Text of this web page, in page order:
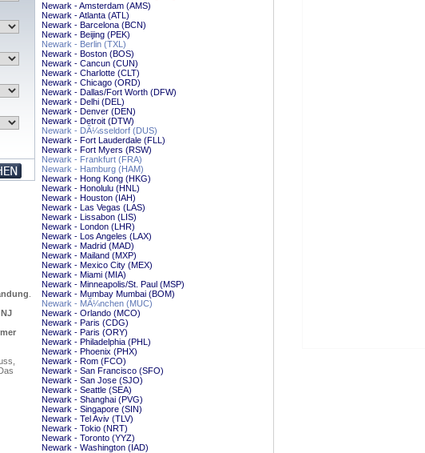
Das
Newark - Amsterdam (AMS)
Newark - Atlanta (ATL)
Newark - Barcelona (BCN)
Newark - Beijing (PEK)
Newark - Berlin (TXL)
Newark - Boston (BOS)
Newark - Cancun (CUN)
Newark - Charlotte (CLT)
Newark - Chicago (ORD)
Newark - Dallas/Fort Worth (DFW)
Newark - Delhi (DEL)
Newark - Denver (DEN)
Newark - Detroit (DTW)
Newark - DÃ¼sseldorf (DUS)
Newark - Fort Lauderdale (FLL)
Newark - Fort Myers (RSW)
Newark - Frankfurt (FRA)
Newark - Hamburg (HAM)
Newark - Hong Kong (HKG)
Newark - Honolulu (HNL)
Newark - Houston (IAH)
Newark - Las Vegas (LAS)
Newark - Lissabon (LIS)
Newark - London (LHR)
Newark - Los Angeles (LAX)
Newark - Madrid (MAD)
Newark - Mailand (MXP)
Newark - Mexico City (MEX)
Newark - Miami (MIA)
Newark - Minneapolis/St. Paul (MSP)
Newark - Mumbay Mumbai (BOM)
Newark - MÃ¼nchen (MUC)
Newark - Orlando (MCO)
Newark - Paris (CDG)
Newark - Paris (ORY)
Newark - Philadelphia (PHL)
Newark - Phoenix (PHX)
Newark - Rom (FCO)
Newark - San Francisco (SFO)
Newark - San Jose (SJO)
Newark - Seattle (SEA)
Newark - Shanghai (PVG)
Newark - Singapore (SIN)
Newark - Tel Aviv (TLV)
Newark - Tokio (NRT)
Newark - Toronto (YYZ)
Newark - Washington (IAD)